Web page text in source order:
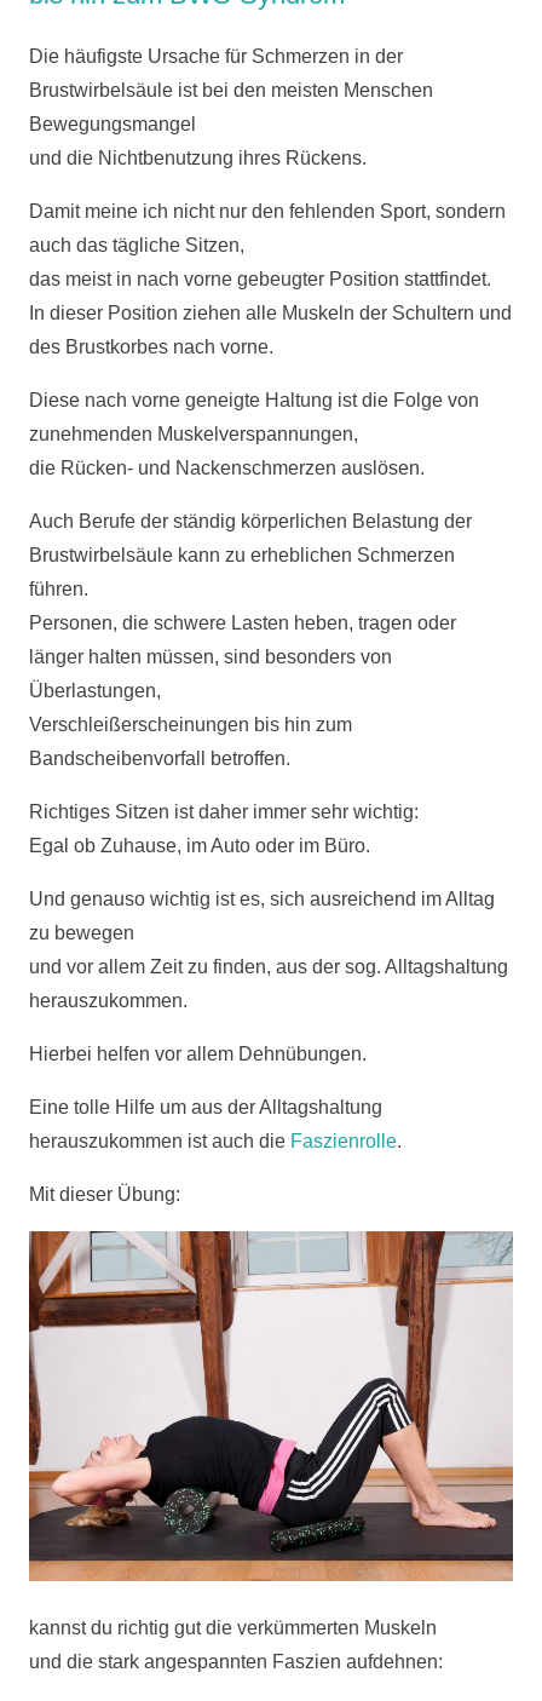
Die häufigste Ursache für Schmerzen in der
Brustwirbelsäule ist bei den meisten Menschen
Bewegungsmangel
und die Nichtbenutzung ihres Rückens.
Damit meine ich nicht nur den fehlenden Sport, sondern
auch das tägliche Sitzen,
das meist in nach vorne gebeugter Position stattfindet.
In dieser Position ziehen alle Muskeln der Schultern und
des Brustkorbes nach vorne.
Diese nach vorne geneigte Haltung ist die Folge von
zunehmenden Muskelverspannungen,
die Rücken- und Nackenschmerzen auslösen.
Auch Berufe der ständig körperlichen Belastung der
Brustwirbelsäule kann zu erheblichen Schmerzen
führen.
Personen, die schwere Lasten heben, tragen oder
länger halten müssen, sind besonders von
Überlastungen,
Verschleißerscheinungen bis hin zum
Bandscheibenvorfall betroffen.
Richtiges Sitzen ist daher immer sehr wichtig:
Egal ob Zuhause, im Auto oder im Büro.
Und genauso wichtig ist es, sich ausreichend im Alltag
zu bewegen
und vor allem Zeit zu finden, aus der sog. Alltagshaltung
herauszukommen.
Hierbei helfen vor allem Dehnübungen.
Eine tolle Hilfe um aus der Alltagshaltung
herauszukommen ist auch die Faszienrolle.
Mit dieser Übung:
kannst du richtig gut die verkümmerten Muskeln
und die stark angespannten Faszien aufdehnen: